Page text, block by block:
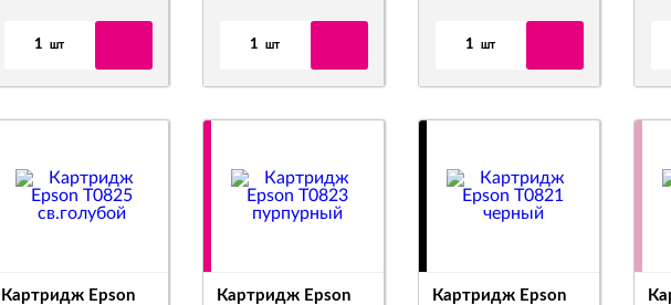
1 шт 1 шт 1 шт
Картридж Epson
Картридж Epson
Картридж Epson